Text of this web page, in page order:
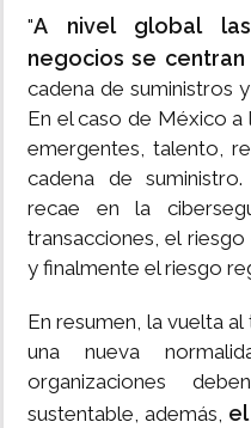
"A nivel global
negocios se
cadena de suministros
En el caso de México
emergentes, talento,
cadena de
recae en la
transacciones, el
y finalmente el riesgo
En resumen, la vuelta
una nueva
organizaciones
sustentable, además,